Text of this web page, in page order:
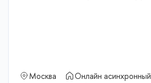
Москва
Онлайн асинхронный